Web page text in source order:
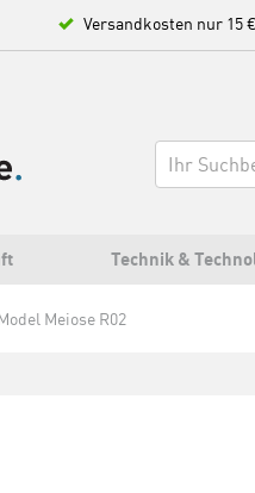
Versandkosten nur 15
Technik &
Meiose R02